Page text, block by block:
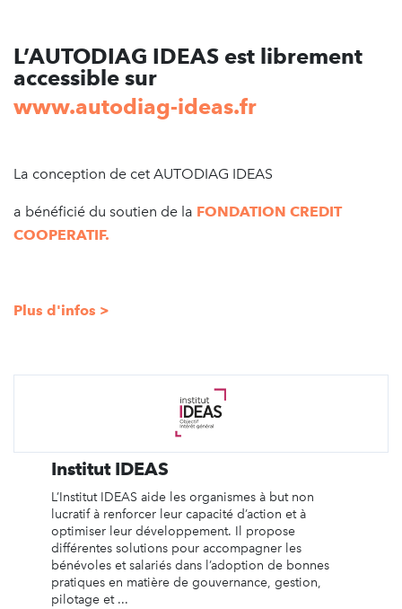
L’AUTODIAG IDEAS est librement
accessible sur
www.autodiag-ideas.fr
La conception de cet AUTODIAG IDEAS
a bénéficié du soutien de la FONDATION CREDIT
COOPERATIF.
Plus d'infos >
Institut IDEAS
L’Institut IDEAS aide les organismes à but non
lucratif à renforcer leur capacité d’action et à
optimiser leur développement. Il propose
différentes solutions pour accompagner les
bénévoles et salariés dans l’adoption de bonnes
pratiques en matière de gouvernance, gestion,
pilotage et ...